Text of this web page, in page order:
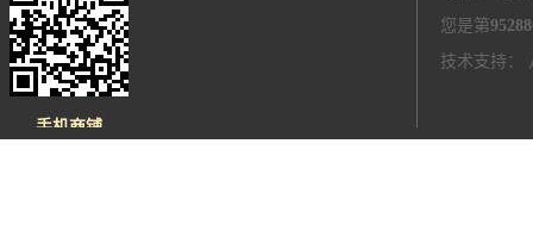
手机商铺
您是第
技术支持：